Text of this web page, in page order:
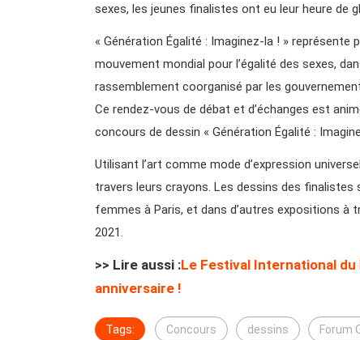
sexes, les jeunes finalistes ont eu leur heure de
« Génération Égalité : Imaginez-la ! » représente
mouvement mondial pour l’égalité des sexes,
rassemblement coorganisé par les
Ce rendez-vous de débat et d’échanges est
concours de dessin « Génération Égalité :
Utilisant l’art comme mode d’expression
travers leurs crayons. Les dessins des
femmes à Paris, et dans d’autres expositions à
2021.
>> Lire aussi :Le Festival International du
anniversaire !
Tags: Concours dessins Forum